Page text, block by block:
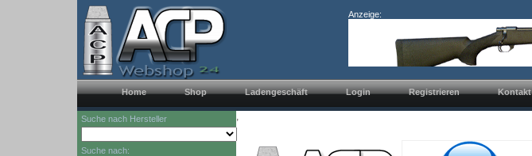
Anzeige:
Home Shop Ladengeschäft Login Registrieren Kontakt
Suche nach Hersteller
Suche nach:
,